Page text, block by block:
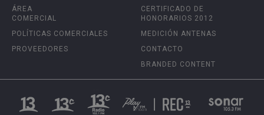
ÁREA
COMERCIAL
POLÍTICAS COMERCIALES
PROVEEDORES
CERTIFICADO DE
HONORARIOS 2012
MEDICIÓN ANTENAS
CONTACTO
BRANDED CONTENT